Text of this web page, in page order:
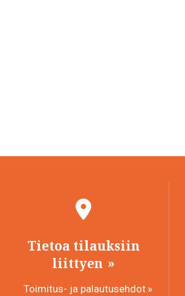
Tietoa tilauksiin
liittyen
Toimitus- ja palautusehdot